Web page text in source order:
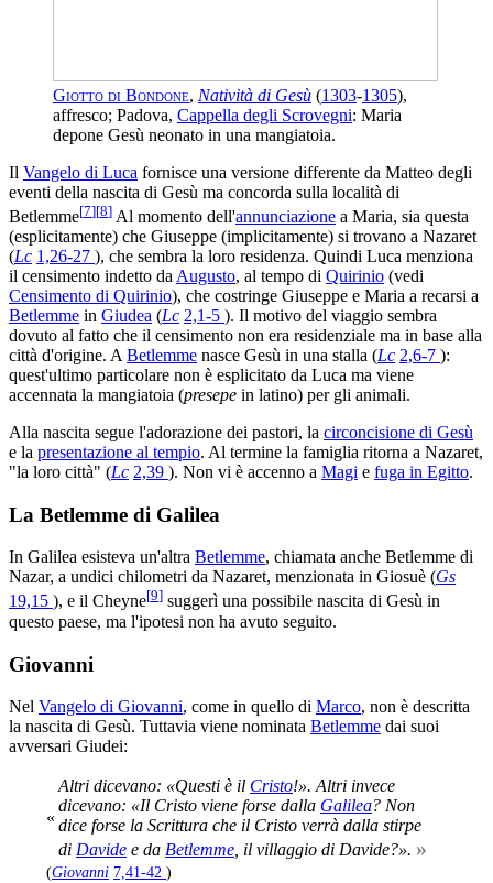
Giotto di Bondone, Natività di Gesù (1303-1305),
affresco; Padova, Cappella degli Scrovegni: Maria
depone Gesù neonato in una mangiatoia.
Il Vangelo di Luca fornisce una versione differente da Matteo degli
eventi della nascita di Gesù ma concorda sulla località di
Betlemme[7][8] Al momento dell'annunciazione a Maria, sia questa
(esplicitamente) che Giuseppe (implicitamente) si trovano a Nazaret
(Lc 1,26-27 ), che sembra la loro residenza. Quindi Luca menziona
il censimento indetto da Augusto, al tempo di Quirinio (vedi
Censimento di Quirinio), che costringe Giuseppe e Maria a recarsi a
Betlemme in Giudea (Lc 2,1-5 ). Il motivo del viaggio sembra
dovuto al fatto che il censimento non era residenziale ma in base alla
città d'origine. A Betlemme nasce Gesù in una stalla (Lc 2,6-7 ):
quest'ultimo particolare non è esplicitato da Luca ma viene
accennata la mangiatoia (presepe in latino) per gli animali.
Alla nascita segue l'adorazione dei pastori, la circoncisione di Gesù
e la presentazione al tempio. Al termine la famiglia ritorna a Nazaret,
"la loro città" (Lc 2,39 ). Non vi è accenno a Magi e fuga in Egitto.
La Betlemme di Galilea
In Galilea esisteva un'altra Betlemme, chiamata anche Betlemme di
Nazar, a undici chilometri da Nazaret, menzionata in Giosuè (Gs
19,15 ), e il Cheyne[9] suggerì una possibile nascita di Gesù in
questo paese, ma l'ipotesi non ha avuto seguito.
Giovanni
Nel Vangelo di Giovanni, come in quello di Marco, non è descritta
la nascita di Gesù. Tuttavia viene nominata Betlemme dai suoi
avversari Giudei:
«
Altri dicevano: «Questi è il Cristo!». Altri invece
dicevano: «Il Cristo viene forse dalla Galilea? Non
dice forse la Scrittura che il Cristo verrà dalla stirpe
di Davide e da Betlemme , il villaggio di Davide?». »
(Giovanni 7,41-42 )